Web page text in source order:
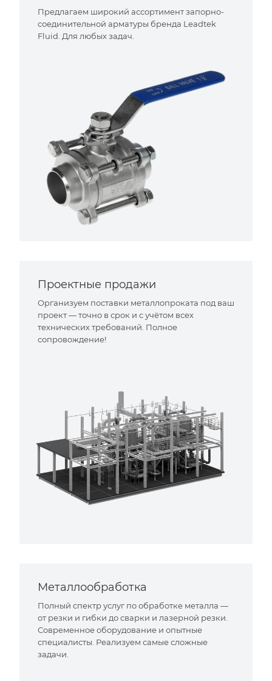
Предлагаем широкий ассортимент запорно-
соединительной арматуры бренда Leadtek
Fluid. Для любых задач.
Проектные продажи
Организуем поставки металлопроката под ваш
проект — точно в срок и с учётом всех
технических требований. Полное
сопровождение!
Металлообработка
Полный спектр услуг по обработке металла —
от резки и гибки до сварки и лазерной резки.
Современное оборудование и опытные
специалисты. Реализуем самые сложные
задачи.